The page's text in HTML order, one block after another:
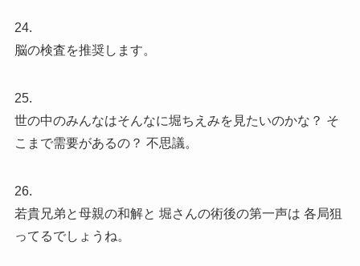
24.
脳の検査を推奨します。
25.
世の中のみんなはそんなに堀ちえみを見たいのかな？ そ
こまで需要があるの？ 不思議。
26.
若貴兄弟と母親の和解と 堀さんの術後の第一声は 各局狙
ってるでしょうね。